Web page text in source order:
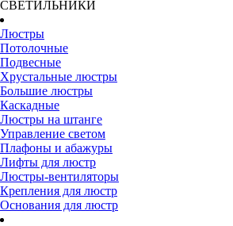
СВЕТИЛЬНИКИ
Люстры
Потолочные
Подвесные
Хрустальные люстры
Большие люстры
Каскадные
Люстры на штанге
Управление светом
Плафоны и абажуры
Лифты для люстр
Люстры-вентиляторы
Крепления для люстр
Основания для люстр